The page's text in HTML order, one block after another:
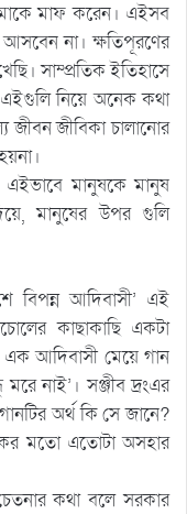
মাফ করেন। এইসব
না। ক্ষতিপূরণের
সাম্প্রতিক ইতিহাসে
এইগুলি নিয়ে অনেক কথা
জীবন জীবিকা চালানোর
মানুষকে মানুষ
মানুষের উপর গুলি
বিপন্ন আদিবাসী’ এই
কাছাকাছি একটা
আদিবাসী মেয়ে গান
নাই’। সঞ্জীব দ্রংএর
অর্থ কি সে জানে?
মতো এতোটা অসহার
কথা বলে সরকার